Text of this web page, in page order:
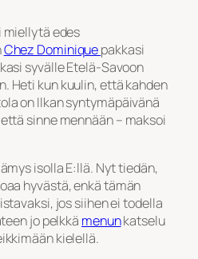
miellytä edes
Chez Dominiquepakkasi
syvälle Etelä-Savoon
Heti kun kuulin, että kahden
on Ilkan syntymäpäivänä
sinne mennään – maksoi
isolla E:llä. Nyt tiedän,
hyvästä, enkä tämän
jos siihen ei todella
jo pelkkä menunkatselu
kielellä.